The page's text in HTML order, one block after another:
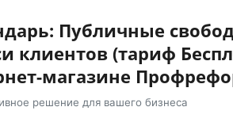
Публичные
клиентов (тариф
магазине
решение для вашего бизнеса